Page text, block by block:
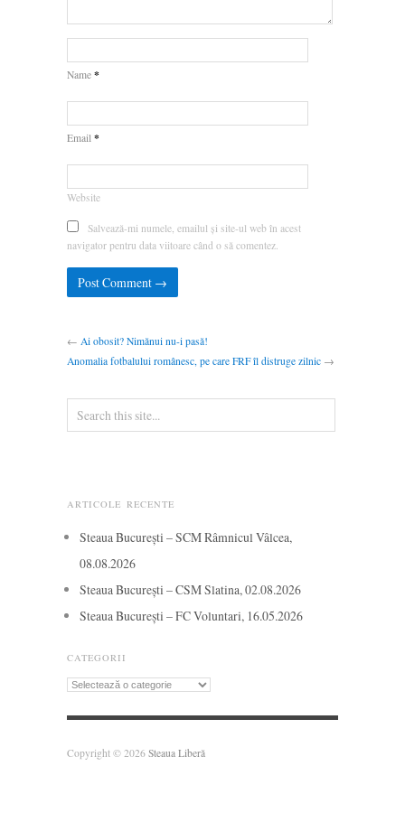
Name *
Email *
Website
Salvează-mi numele, emailul și site-ul web în acest
navigator pentru data viitoare când o să comentez.
← Ai obosit? Nimănui nu-i pasă!
Anomalia fotbalului românesc, pe care FRF îl distruge zilnic →
ARTICOLE RECENTE
Steaua București – SCM Râmnicul Vâlcea,
08.08.2026
Steaua București – CSM Slatina, 02.08.2026
Steaua București – FC Voluntari, 16.05.2026
CATEGORII
Categorii
Copyright © 2026 Steaua Liberă